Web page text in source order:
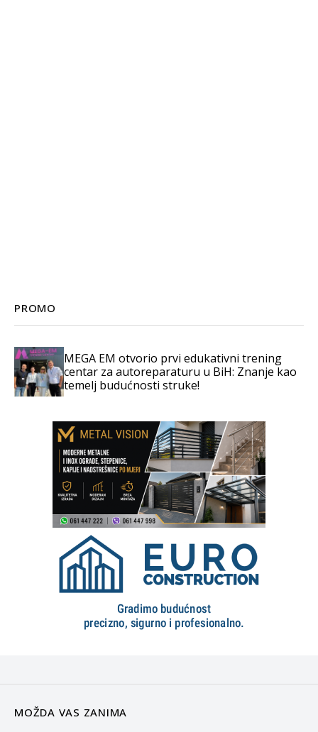
PROMO
MEGA EM otvorio prvi edukativni trening
centar za autoreparaturu u BiH: Znanje kao
temelj budućnosti struke!
MOŽDA VAS ZANIMA